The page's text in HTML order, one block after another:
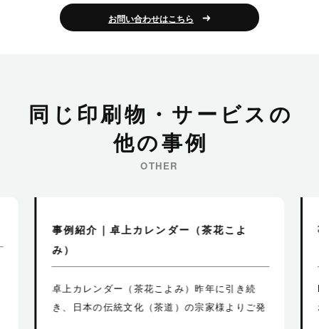
お問い合わせはこちら
同 じ 印刷物 ・ サ ー ビス の
他の事例
OTHER
事例紹介｜卓上カレンダー（茶花こよ
み）
卓上カレンダー（茶花こよみ）昨年に引き続
き、日本の伝統文化（茶道）の宗家様よりご発